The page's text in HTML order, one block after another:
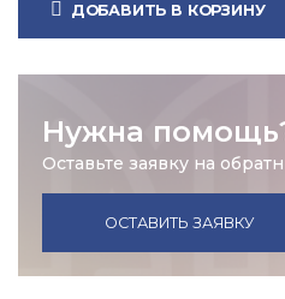
ДОБАВИТЬ В КОРЗИНУ
Нужна
Оставьте заявку на
ОСТАВИТЬ ЗАЯВКУ